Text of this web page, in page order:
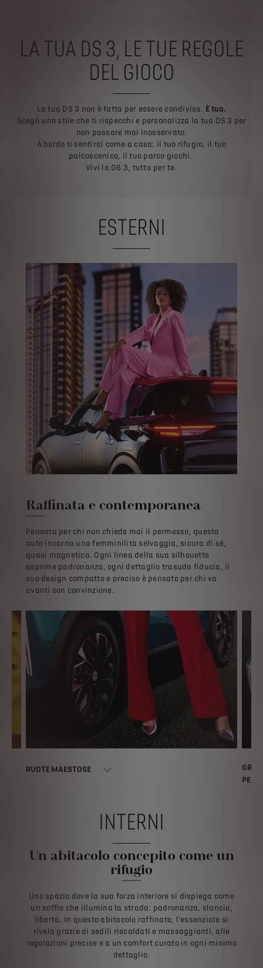
LA TUA DS 3, LE TUE REGOLE
DEL GIOCO
La tua DS 3 non è fatta per essere condivisa. È tua.
Scegli uno stile che ti rispecchi e personalizza la tua DS 3 per
non passare mai inosservato.
A bordo ti sentirai come a casa: il tuo rifugio, il tuo
palcoscenico, il tuo parco giochi.
Vivi la DS 3, tutta per te.
ESTERNI
Raffinata e contemporanea
Pensata per chi non chiede mai il permesso, questa
auto incarna una femminilità selvaggia, sicura di sé,
quasi magnetica. Ogni linea della sua silhouette
esprime padronanza, ogni dettaglio trasuda fiducia, il
suo design compatto e preciso è pensato per chi va
avanti con convinzione.
RUOTE MAESTOSE
INTERNI
Un abitacolo concepito come un
rifugio
Uno spazio dove la sua forza interiore si dispiega come
un soffio che illumina la strada: padronanza, slancio,
libertà. In questo abitacolo raffinato, l'essenziale si
rivela grazie ai sedili riscaldati e massaggianti, alle
regolazioni precise e a un comfort curato in ogni minimo
dettaglio.